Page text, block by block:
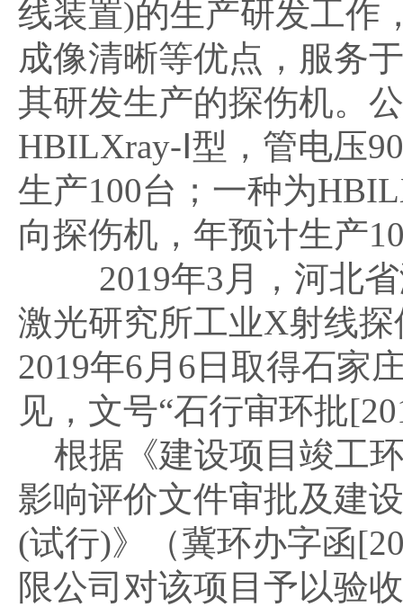
线装置)的生产研发工作
成像清晰等优点，服务
其研发生产的探伤机。
HBILXray-Ⅰ型，管电压
生产100台；一种为
向探伤机，年预计生产
2019年3月，河北省
激光研究所工业X射线
2019年6月6日取得石家
见，文号“石行审环批
根据《建设项目竣工
影响评价文件审批及建
(试行)》（冀环办字函
限公司对该项目予以验